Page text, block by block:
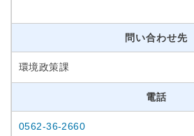
問い合わせ先
環境政策課
電話
0562-36-2660